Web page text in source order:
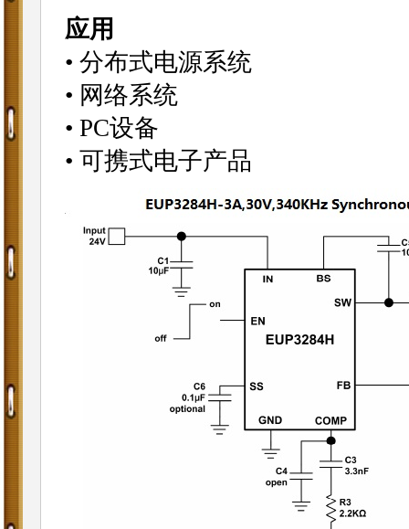
应用
• 分布式电源系统
• 网络系统
• PC设备
• 可携式电子产品